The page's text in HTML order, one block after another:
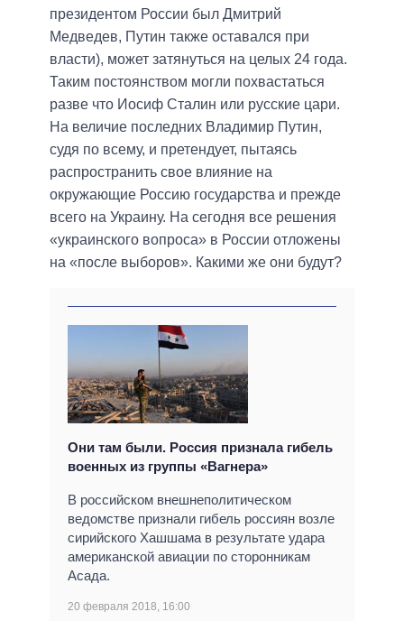
президентом России был Дмитрий
Медведев, Путин также оставался при
власти), может затянуться на целых 24 года.
Таким постоянством могли похвастаться
разве что Иосиф Сталин или русские цари.
На величие последних Владимир Путин,
судя по всему, и претендует, пытаясь
распространить свое влияние на
окружающие Россию государства и прежде
всего на Украину. На сегодня все решения
«украинского вопроса» в России отложены
на «после выборов». Какими же они будут?
Они там были. Россия признала гибель
военных из группы «Вагнера»
В российском внешнеполитическом
ведомстве признали гибель россиян возле
сирийского Хашшама в результате удара
американской авиации по сторонникам
Асада.
20 февраля 2018, 16:00